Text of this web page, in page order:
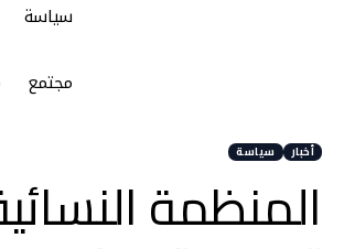
سياسة
مجتمع
أخبار سياسة
المنظمة